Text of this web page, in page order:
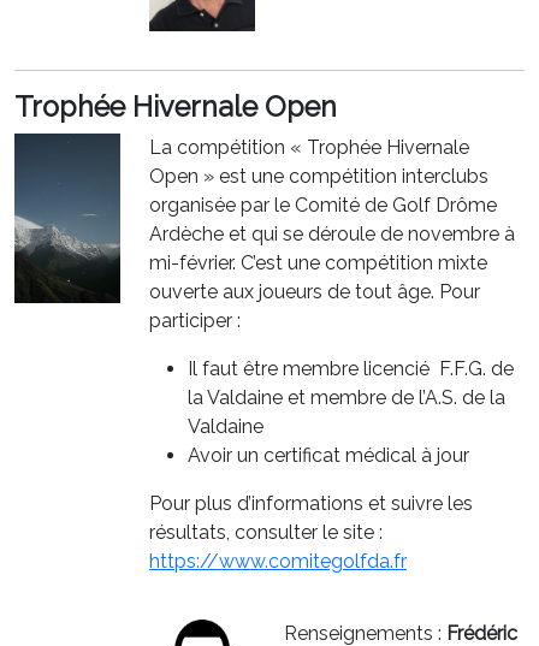
Trophée Hivernale Open
La compétition « Trophée Hivernale
Open » est une compétition interclubs
organisée par le Comité de Golf Drôme
Ardèche et qui se déroule de novembre à
mi-février. C’est une compétition mixte
ouverte aux joueurs de tout âge. Pour
participer :
Il faut être membre licencié F.F.G. de
la Valdaine et membre de l’A.S. de la
Valdaine
Avoir un certificat médical à jour
Pour plus d’informations et suivre les
résultats, consulter le site :
https://www.comitegolfda.fr
Renseignements : Frédéric